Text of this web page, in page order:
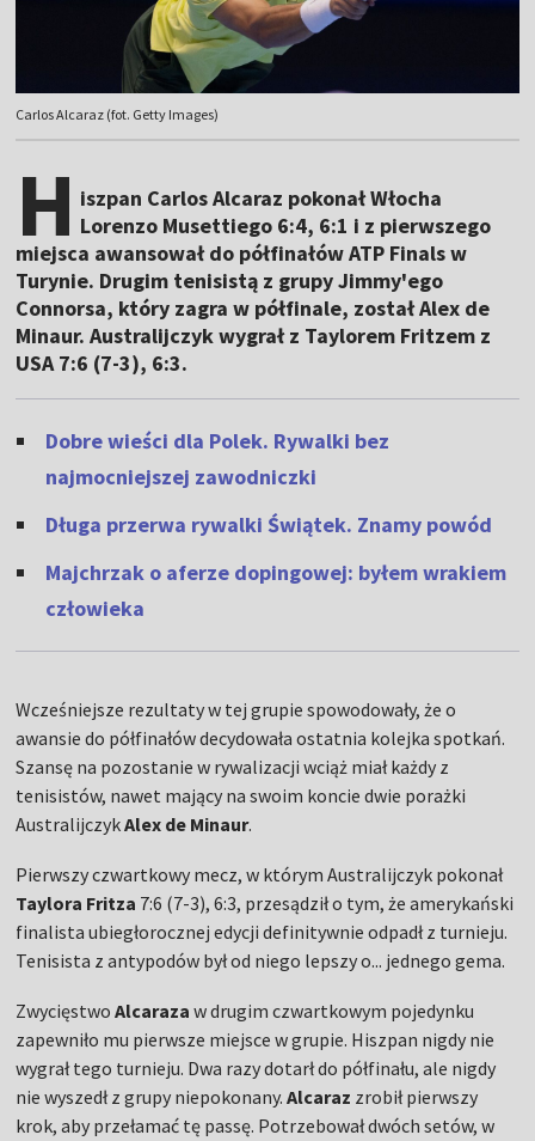
Carlos Alcaraz (fot. Getty Images)
H iszpan Carlos Alcaraz pokonał Włocha
Lorenzo Musettiego 6:4, 6:1 i z pierwszego
miejsca awansował do półfinałów ATP Finals w
Turynie. Drugim tenisistą z grupy Jimmy'ego
Connorsa, który zagra w półfinale, został Alex de
Minaur. Australijczyk wygrał z Taylorem Fritzem z
USA 7:6 (7-3), 6:3.
Dobre wieści dla Polek. Rywalki bez
najmocniejszej zawodniczki
Długa przerwa rywalki Świątek. Znamy powód
Majchrzak o aferze dopingowej: byłem wrakiem
człowieka
Wcześniejsze rezultaty w tej grupie spowodowały, że o
awansie do półfinałów decydowała ostatnia kolejka spotkań.
Szansę na pozostanie w rywalizacji wciąż miał każdy z
tenisistów, nawet mający na swoim koncie dwie porażki
AustralijczykAlex de Minaur.
Pierwszy czwartkowy mecz, w którym Australijczyk pokonał
Taylora Fritza 7:6 (7-3), 6:3, przesądził o tym, że amerykański
finalista ubiegłorocznej edycji definitywnie odpadł z turnieju.
Tenisista z antypodów był od niego lepszy o... jednego gema.
ZwycięstwoAlcarazaw drugim czwartkowym pojedynku
zapewniło mu pierwsze miejsce w grupie. Hiszpan nigdy nie
wygrał tego turnieju. Dwa razy dotarł do półfinału, ale nigdy
nie wyszedł z grupy niepokonany.Alcaraz zrobił pierwszy
krok, aby przełamać tę passę. Potrzebował dwóch setów, w